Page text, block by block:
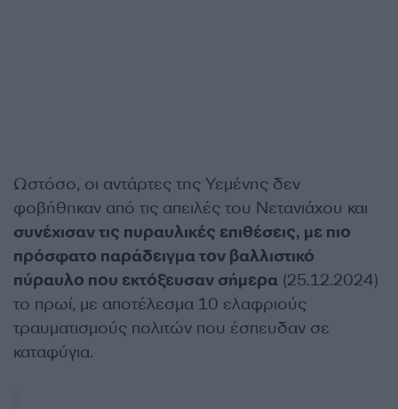
Ωστόσο, οι αντάρτες της Υεμένης δεν
φοβήθηκαν από τις απειλές του Νετανιάχου και
συνέχισαν τις πυραυλικές επιθέσεις, με πιο
πρόσφατο παράδειγμα τον βαλλιστικό
πύραυλο που εκτόξευσαν σήμερα (25.12.2024)
το πρωί, με αποτέλεσμα 10 ελαφριούς
τραυματισμούς πολιτών που έσπευδαν σε
καταφύγια.